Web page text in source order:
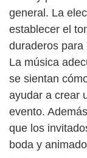
general. La
establecer el
duraderos para
La música
se sientan
ayudar a crear
evento.
que los
boda y